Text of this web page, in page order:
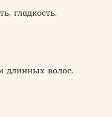
гладкость.
длинных волос.